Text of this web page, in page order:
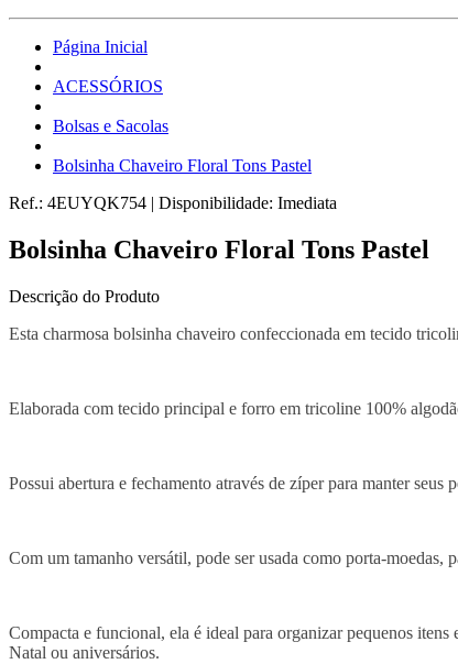
Página Inicial
ACESSÓRIOS
Bolsas e Sacolas
Bolsinha Chaveiro Floral Tons Pastel
Ref.: 4EUYQK754 | Disponibilidade: Imediata
Bolsinha Chaveiro Floral Tons Pastel
Descrição do Produto
Esta charmosa bolsinha chaveiro confeccionada em tecido
Elaborada com tecido principal e forro em tricoline 100%
Possui abertura e fechamento através de zíper para manter
Com um tamanho versátil, pode ser usada como porta-moedas,
Compacta e funcional, ela é ideal para organizar pequenos
Natal ou aniversários.